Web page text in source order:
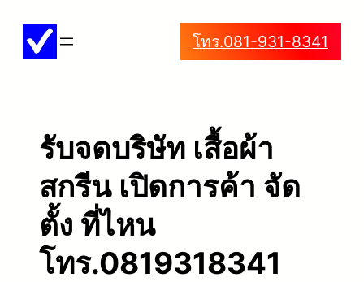
โทร.081-931-8341
รับจดบริษัท เสื้อผ้า
สกรีน เปิดการค้า จัด
ตั้ง ที่ไหน
โทร.0819318341